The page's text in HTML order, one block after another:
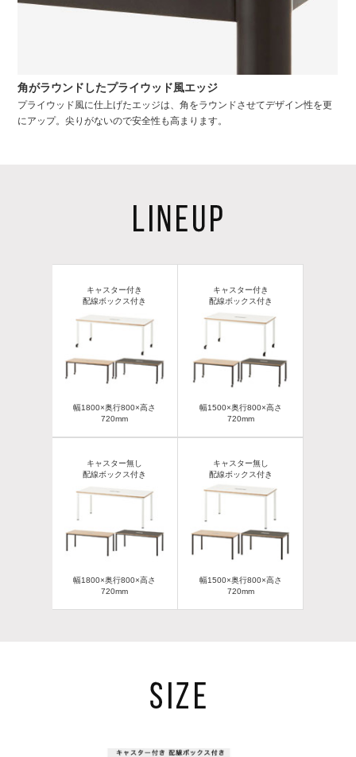
角がラウンドしたプライウッド風エッジ
プライウッド風に仕上げたエッジは、角をラウンドさせてデザイン性を更
にアップ。尖りがないので安全性も高まります。
キャスター付き
配線ボックス付き
幅1800×奥行800×高さ
720mm
キャスター付き
配線ボックス付き
幅1500×奥行800×高さ
720mm
キャスター無し
配線ボックス付き
幅1800×奥行800×高さ
720mm
キャスター無し
配線ボックス付き
幅1500×奥行800×高さ
720mm